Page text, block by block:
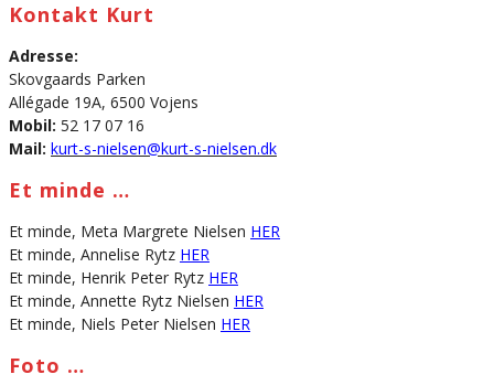
Kontakt Kurt
Adresse:
Skovgaards Parken
Allégade 19A, 6500 Vojens
Mobil: 52 17 07 16
Mail: kurt-s-nielsen@kurt-s-nielsen.dk
Et minde …
Et minde, Meta Margrete Nielsen HER
Et minde, Annelise Rytz HER
Et minde, Henrik Peter Rytz HER
Et minde, Annette Rytz Nielsen HER
Et minde, Niels Peter Nielsen HER
Foto …